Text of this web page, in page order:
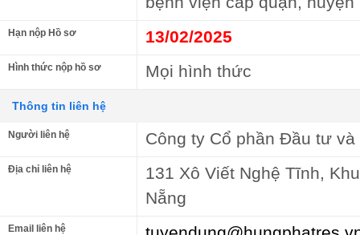
Hạn nộp Hồ sơ 13/02/2025
Hình thức nộp hồ sơ Mọi hình thức
Thông tin liên hệ
Người liên hệ Công ty Cổ phần Đầu tư
Địa chỉ liên hệ
131 Xô Viết Nghệ Tĩnh,
Nẵng
Email liên hệ